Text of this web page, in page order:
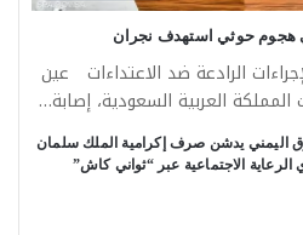
هجوم حوثي استهدف نجران
الرادعة ضد الاعتداءات عين
العربية السعودية، إصابة…
اليمني يدشن صرف إكرامية الملك سلمان
الرعاية الاجتماعية عبر “ثواني كاش”